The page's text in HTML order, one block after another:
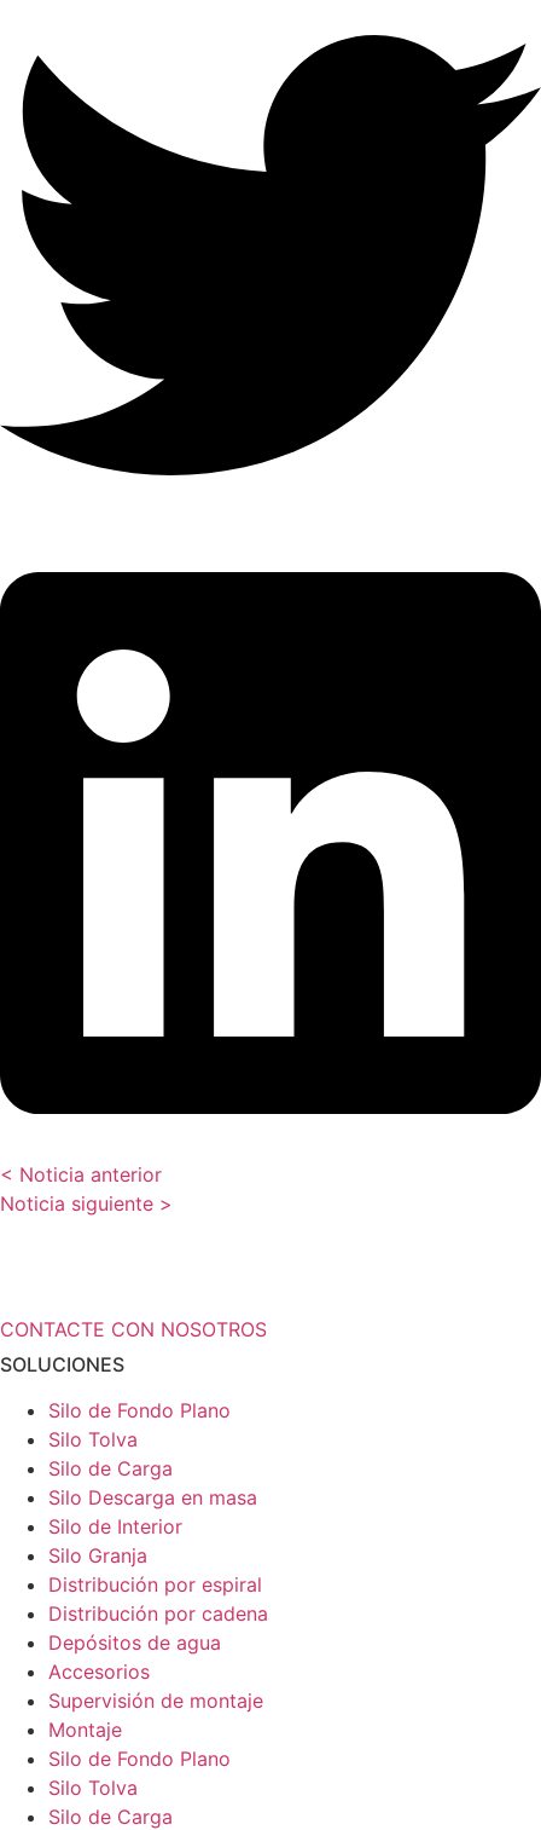
< Noticia anterior
Noticia siguiente >
CONTACTE CON NOSOTROS
SOLUCIONES
Silo de Fondo Plano
Silo Tolva
Silo de Carga
Silo Descarga en masa
Silo de Interior
Silo Granja
Distribución por espiral
Distribución por cadena
Depósitos de agua
Accesorios
Supervisión de montaje
Montaje
Silo de Fondo Plano
Silo Tolva
Silo de Carga